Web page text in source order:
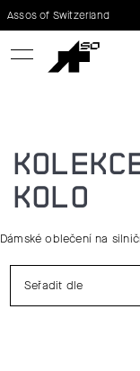
Assos of Switzerland
KOLO
Dámské oblečení na
Seřadit dle
K
O
Zpět
Zpět
P
O
T
Ř